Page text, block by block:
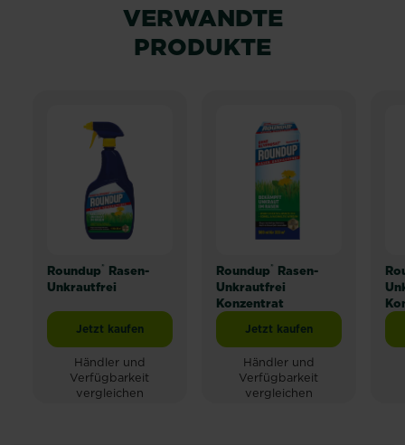
VERWANDTE
PRODUKTE
Roundup® Rasen-
Unkrautfrei
Jetzt kaufenRoundup® Rasen-Unkrautfrei
Händler und
Verfügbarkeit
vergleichen
Roundup® Rasen-
Unkrautfrei
Konzentrat
Jetzt kaufenRoundup® Rasen-
Händler und
Verfügbarkeit
vergleichen